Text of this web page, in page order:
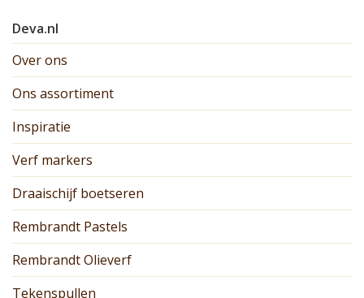
Deva.nl
Over ons
Ons assortiment
Inspiratie
Verf markers
Draaischijf boetseren
Rembrandt Pastels
Rembrandt Olieverf
Tekenspullen